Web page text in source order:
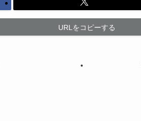
URLをコピーする